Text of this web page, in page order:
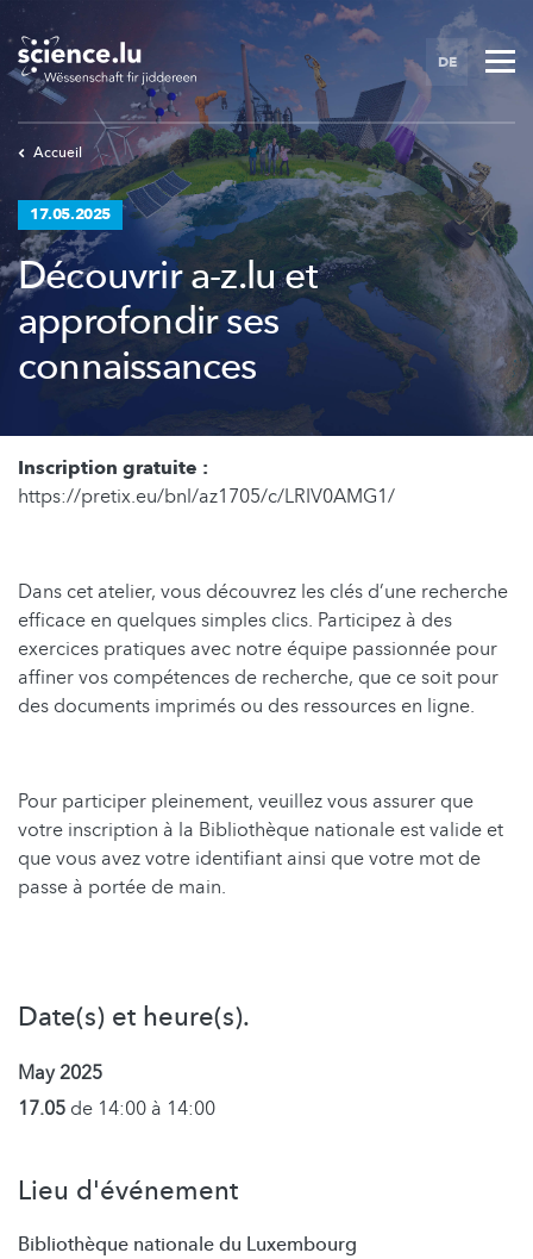
Skip
to
main
content
DE
Accueil
17.05.2025
Découvrir a-z.lu et
approfondir ses
connaissances
Inscription gratuite :
https://pretix.eu/bnl/az1705/c/LRIV0AMG1/
Dans cet atelier, vous découvrez les clés d’une recherche
efficace en quelques simples clics. Participez à des
exercices pratiques avec notre équipe passionnée pour
affiner vos compétences de recherche, que ce soit pour
des documents imprimés ou des ressources en ligne.
Pour participer pleinement, veuillez vous assurer que
votre inscription à la Bibliothèque nationale est valide et
que vous avez votre identifiant ainsi que votre mot de
passe à portée de main.
Date(s) et heure(s).
May 2025
17.05 de 14:00 à 14:00
Lieu d'événement
Bibliothèque nationale du Luxembourg